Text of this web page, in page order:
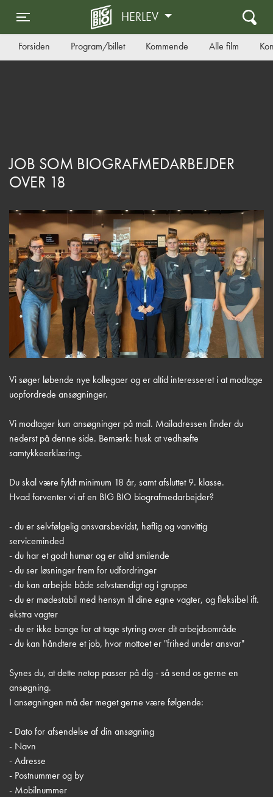
Toggle navigation
HERLEV
Forsiden Program/billet Kommende Alle film
JOB SOM BIOGRAFMEDARBEJDER
OVER 18
Vi søger løbende nye kollegaer og er altid interesseret i at modtage
uopfordrede ansøgninger.
Vi modtager kun ansøgninger på mail. Mailadressen finder du
nederst på denne side. Bemærk: husk at vedhæfte
samtykkeerklæring.
Du skal være fyldt minimum 18 år, samt afsluttet 9. klasse.
Hvad forventer vi af en BIG BIO biografmedarbejder?
- du er selvfølgelig ansvarsbevidst, høflig og vanvittig
serviceminded
- du har et godt humør og er altid smilende
- du ser løsninger frem for udfordringer
- du kan arbejde både selvstændigt og i gruppe
- du er mødestabil med hensyn til dine egne vagter, og fleksibel ift.
ekstra vagter
- du er ikke bange for at tage styring over dit arbejdsområde
- du kan håndtere et job, hvor mottoet er "frihed under ansvar"
Synes du, at dette netop passer på dig - så send os gerne en
ansøgning.
I ansøgningen må der meget gerne være følgende:
- Dato for afsendelse af din ansøgning
- Navn
- Adresse
- Postnummer og by
- Mobilnummer